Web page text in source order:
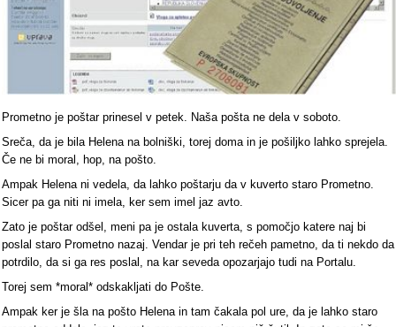
Prometno je poštar prinesel v petek. Naša pošta ne dela v soboto.
Sreča, da je bila Helena na bolniški, torej doma in je pošiljko lahko sprejela.
Če ne bi moral, hop, na pošto.
Ampak Helena ni vedela, da lahko poštarju da v kuverto staro Prometno.
Sicer pa ga niti ni imela, ker sem imel jaz avto.
Zato je poštar odšel, meni pa je ostala kuverta, s pomočjo katere naj bi
poslal staro Prometno nazaj. Vendar je pri teh rečeh pametno, da ti nekdo da
potrdilo, da si ga res poslal, na kar seveda opozarjajo tudi na Portalu.
Torej sem *moral* odskakljati do Pošte.
Ampak ker je šla na pošto Helena in tam čakala pol ure, da je lahko staro